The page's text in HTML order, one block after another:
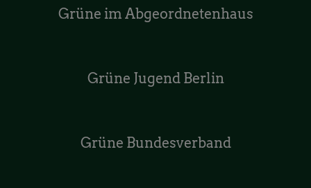
Grüne im Abgeordnetenhaus
Grüne Jugend Berlin
Grüne Bundesverband